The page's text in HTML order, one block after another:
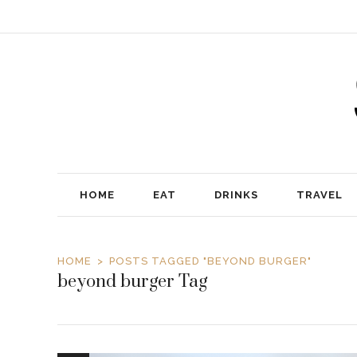
HOME EAT DRINKS TRAVEL
HOME POSTS TAGGED "BEYOND BURGER"
beyond burger Tag